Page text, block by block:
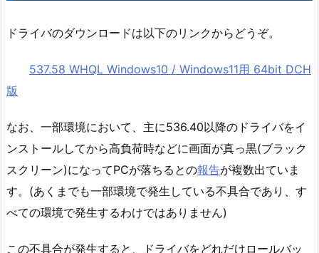
ドライバのダウンロードは以下のリンクからどうぞ。
537.58 WHQL Windows10 / Windows11用 64bit DCH
版
なお、一部環境において、主に536.40以降のドライバをイ
ンストールしてから高負荷時などに画面が真っ黒(ブラック
スクリーン)になってPCが落ちるとの報告が複数出ていま
す。(あくまでも一部環境で発生している不具合であり、す
べての環境で発生するわけではありません)
この不具合が発生すると、ドライバをどれだけロールバッ